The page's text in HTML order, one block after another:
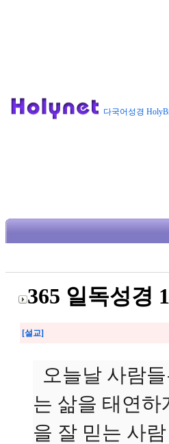
다국어성경
365 일독성경
[설교]
오늘날 사람
는 삶을 태연
을 잘 믿는 사